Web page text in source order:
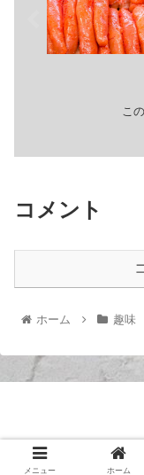
こ
コメント
ホーム 趣味
©
メニュー ホーム